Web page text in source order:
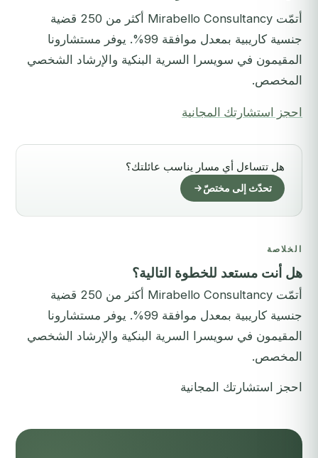
أتمّت Mirabello Consultancy أكثر من 250 قضية
جنسية كاريبية بمعدل موافقة 99%. يوفر مستشارونا
المقيمون في سويسرا السرية البنكية والإرشاد الشخصي
المخصص.
احجز استشارتك المجانية
هل تتساءل أي مسار يناسب عائلتك؟
تحدّث إلى مختصّ
الخلاصة
هل أنت مستعد للخطوة التالية؟
أتمّت Mirabello Consultancy أكثر من 250 قضية
جنسية كاريبية بمعدل موافقة 99%. يوفر مستشارونا
المقيمون في سويسرا السرية البنكية والإرشاد الشخصي
المخصص.
احجز استشارتك المجانية